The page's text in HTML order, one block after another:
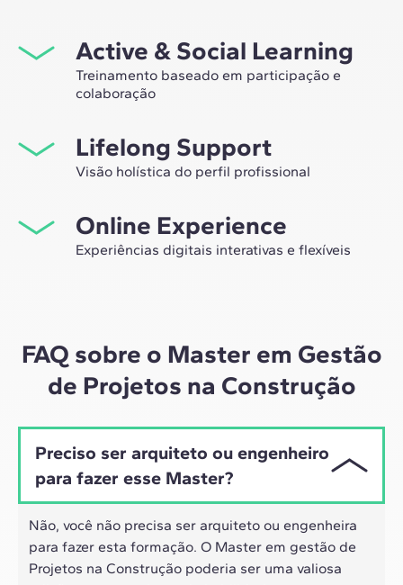
Active & Social Learning
Treinamento baseado em participação e
colaboração
própria rede profissional, mas também ter a
oportunidade única de participar de grupos de
trabalho selecionados, assessorados pela experiência
e construção.
Lifelong Support
Visão holística do perfil profissional
master, nós lhe acompanhamos para que você tenha
uma visão crítica e 360º do seu futuro como
especialista no setor.
Online Experience
Experiências digitais interativas e flexíveis
híbrido dos profissionais de hoje.
FAQ sobre o Master em Gestão
de Projetos na Construção
Preciso ser arquiteto ou engenheiro
para fazer esse Master?
Não, você não precisa ser arquiteto ou engenheira
para fazer esta formação. O Master em gestão de
Projetos na Construção poderia ser uma valiosa